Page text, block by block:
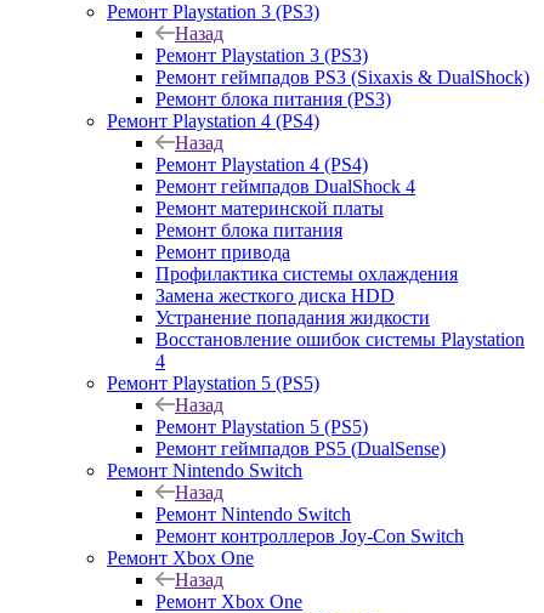
Ремонт Playstation 3 (PS3)
Назад
Ремонт Playstation 3 (PS3)
Ремонт геймпадов PS3 (Sixaxis & DualShock)
Ремонт блока питания (PS3)
Ремонт Playstation 4 (PS4)
Назад
Ремонт Playstation 4 (PS4)
Ремонт геймпадов DualShock 4
Ремонт материнской платы
Ремонт блока питания
Ремонт привода
Профилактика системы охлаждения
Замена жесткого диска HDD
Устранение попадания жидкости
Восстановление ошибок системы Playstation
4
Ремонт Playstation 5 (PS5)
Назад
Ремонт Playstation 5 (PS5)
Ремонт геймпадов PS5 (DualSense)
Ремонт Nintendo Switch
Назад
Ремонт Nintendo Switch
Ремонт контроллеров Joy-Con Switch
Ремонт Xbox One
Назад
Ремонт Xbox One